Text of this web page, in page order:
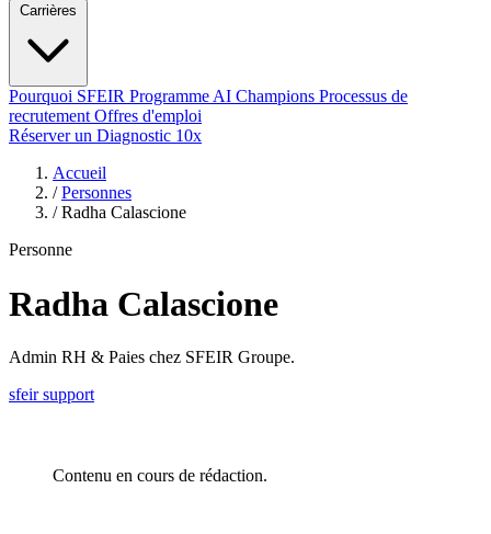
Carrières
Pourquoi SFEIR Programme AI Champions Processus de
recrutement Offres d'emploi
Réserver un Diagnostic 10x
Accueil
/ Personnes
/ Radha Calascione
Personne
Radha Calascione
Admin RH & Paies chez SFEIR Groupe.
sfeirsupport
Contenu en cours de rédaction.